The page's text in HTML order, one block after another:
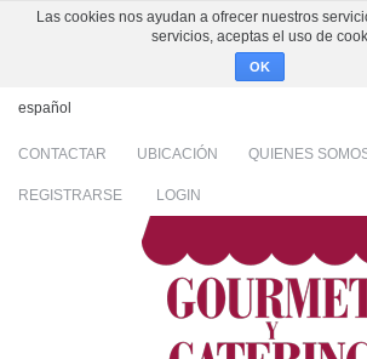
Las cookies nos ayudan a ofrecer nuestros
servicios, aceptas el uso de
OK
español
CONTACTAR UBICACIÓN QUIENES
REGISTRARSE LOGIN